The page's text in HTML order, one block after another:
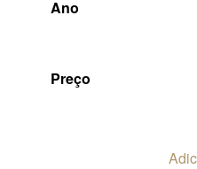
Ano
Preço